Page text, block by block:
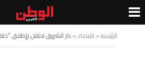
الرئيسية» اقتصاد»دار الشروق تحتفل بإطلاق